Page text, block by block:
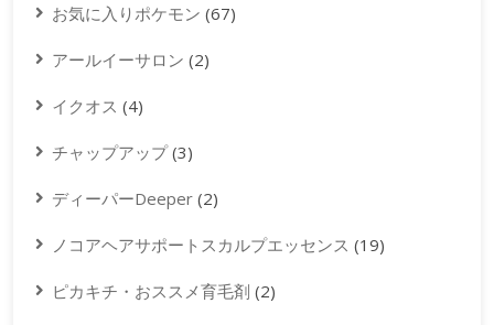
お気に入りポケモン (67)
アールイーサロン (2)
イクオス (4)
チャップアップ(3)
ディーパーDeeper (2)
ノコアヘアサポートスカルプエッセンス (19)
ピカキチ・おススメ育毛剤 (2)